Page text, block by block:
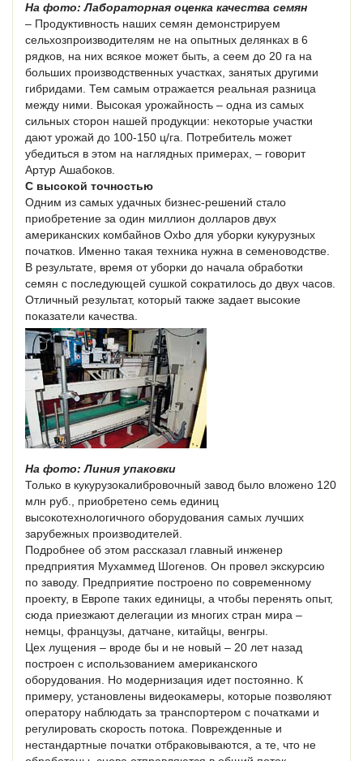
На фото: Лабораторная оценка качества семян
– Продуктивность наших семян демонстрируем
сельхозпроизводителям не на опытных делянках в 6
рядков, на них всякое может быть, а сеем до 20 га на
больших производственных участках, занятых другими
гибридами. Тем самым отражается реальная разница
между ними. Высокая урожайность – одна из самых
сильных сторон нашей продукции: некоторые участки
дают урожай до 100-150 ц/га. Потребитель может
убедиться в этом на наглядных примерах, – говорит
Артур Ашабоков.
С высокой точностью
Одним из самых удачных бизнес-решений стало
приобретение за один миллион долларов двух
американских комбайнов Oxbo для уборки кукурузных
початков. Именно такая техника нужна в семеноводстве.
В результате, время от уборки до начала обработки
семян c последующей сушкой сократилось до двух часов.
Отличный результат, который также задает высокие
показатели качества.
На фото: Линия упаковки
Только в кукурузокалибровочный завод было вложено 120
млн руб., приобретено семь единиц
высокотехнологичного оборудования самых лучших
зарубежных производителей.
Подробнее об этом рассказал главный инженер
предприятия Мухаммед Шогенов. Он провел экскурсию
по заводу. Предприятие построено по современному
проекту, в Европе таких единицы, а чтобы перенять опыт,
сюда приезжают делегации из многих стран мира –
немцы, французы, датчане, китайцы, венгры.
Цех лущения – вроде бы и не новый – 20 лет назад
построен с использованием американского
оборудования. Но модернизация идет постоянно. К
примеру, установлены видеокамеры, которые позволяют
оператору наблюдать за транспортером с початками и
регулировать скорость потока. Поврежденные и
нестандартные початки отбраковываются, а те, что не